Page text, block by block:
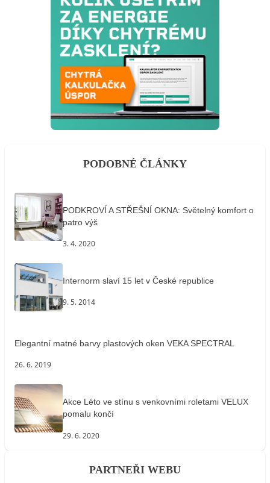
PODOBNÉ ČLÁNKY
PODKROVÍ A STŘEŠNÍ OKNA: Světelný komfort o
patro výš
3. 4. 2020
Internorm slaví 15 let v České republice
9. 5. 2014
Elegantní matné barvy plastových oken VEKA SPECTRAL
26. 6. 2019
Akce Léto ve stínu s venkovními roletami VELUX
pomalu končí
29. 6. 2020
PARTNEŘI WEBU